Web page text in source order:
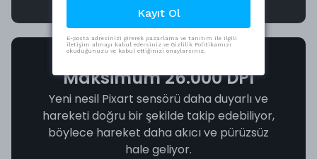
Maksimum 26.000 DPI
Yeni nesil Pixart sensörü daha duyarlı ve
hareketi doğru bir şekilde takip edebiliyor,
böylece hareket daha akıcı ve pürüzsüz
hale geliyor.
Kayıt Ol
E-posta adresinizi girerek pazarlama ve tanıtım ile ilgili
iletişim almayı kabul edersiniz ve Gizlilik Politikamızı
okuduğunuzu ve kabul ettiğinizi onaylarsınız.